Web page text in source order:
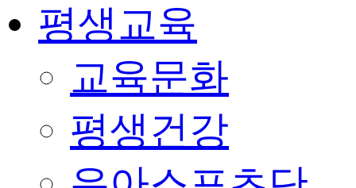
평생교육
교육문화
평생건강